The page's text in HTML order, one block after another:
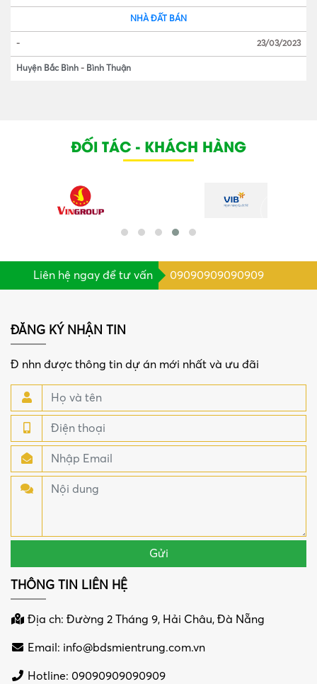
NHÀ ĐẤT BÁN
- 23/03/2023
Huyện Bắc Bình - Bình Thuận
ĐỐI TÁC - KHÁCH HÀNG
Liên hệ ngay để tư vấn 09090909090909
ĐĂNG KÝ NHẬN TIN
Đ nhn được thông tin dự án mới nhất và ưu đãi
THÔNG TIN LIÊN HỆ
Địa ch: Đường 2 Tháng 9, Hải Châu, Đà Nẵng
Email: info@bdsmientrung.com.vn
Hotline: 09090909090909